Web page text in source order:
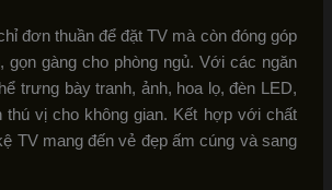
đơn thuần để đặt TV mà còn đóng góp
gọn gàng cho phòng ngủ. Với các ngăn
trưng bày tranh, ảnh, hoa lọ, đèn LED,
vị cho không gian. Kết hợp với chất
TV mang đến vẻ đẹp ấm cúng và sang